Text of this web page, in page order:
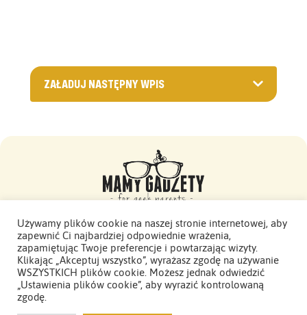
ZAŁADUJ NASTĘPNY WPIS
Mamy Gadżety -
2015 - 2026. Wszelkie prawa zastrzeżone.
Polityka Prywatności
Używamy plików cookie na naszej stronie internetowej, aby
zapewnić Ci najbardziej odpowiednie wrażenia,
zapamiętując Twoje preferencje i powtarzając wizyty.
Klikając „Akceptuj wszystko”, wyrażasz zgodę na używanie
WSZYSTKICH plików cookie. Możesz jednak odwiedzić
„Ustawienia plików cookie”, aby wyrazić kontrolowaną
zgodę.